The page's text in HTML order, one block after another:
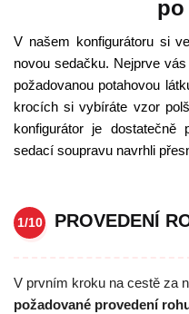
po
V našem konfigurátoru si
novou sedačku. Nejprve
požadovanou potahovou
krocích si vybíráte vzor
konfigurátor je dostatečně
sedací soupravu navrhli
1/10 PROVEDENÍ
V prvním kroku na cestě za
požadované provedení